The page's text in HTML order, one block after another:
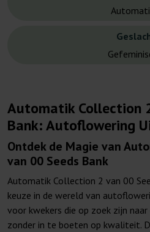
Automatik Collection
Bank: Autoflowering
Ontdek de Magie van
van 00 Seeds Bank
Automatik Collection 2 van 00
keuze in de wereld van
voor kwekers die op zoek zijn
zonder in te boeten op kwaliteit.